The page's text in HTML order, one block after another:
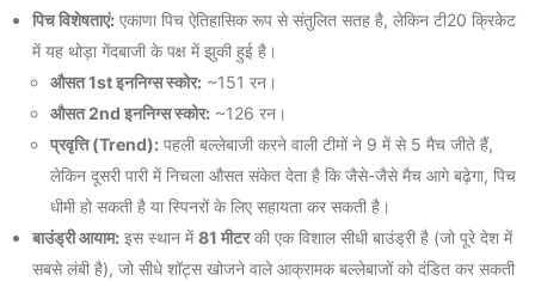
पिच विशेषताएं: एकाणा पिच ऐतिहासिक रूप से संतुलित सतह है, लेकिन टी20 क्रिकेट
में यह थोड़ा गेंदबाजी के पक्ष में झुकी हुई है।
औसत 1st इननिग्स स्कोर: ~151 रन।
औसत 2nd इननिग्स स्कोर: ~126 रन।
प्रवृत्ति (Trend): पहली बल्लेबाजी करने वाली टीमों ने 9 में से 5 मैच जीते हैं,
लेकिन दूसरी पारी में निचला औसत संकेत देता है कि जैसे-जैसे मैच आगे बढ़ेगा, पिच
धीमी हो सकती है या स्पिनरों के लिए सहायता कर सकती है।
बाउंड्री आयाम: इस स्थान में81 मीटरकी एक विशाल सीधी बाउंड्री है (जो पूरे देश में
सबसे लंबी है), जो सीधे शॉट्स खोजने वाले आक्रामक बल्लेबाजों को दंडित कर सकती